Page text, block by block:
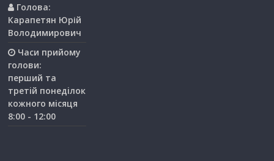
Голова:
Карапетян Юрій
Володимирович
Часи прийому
голови:
перший та
третiй понедiлок
кожного мiсяця
8:00 - 12:00